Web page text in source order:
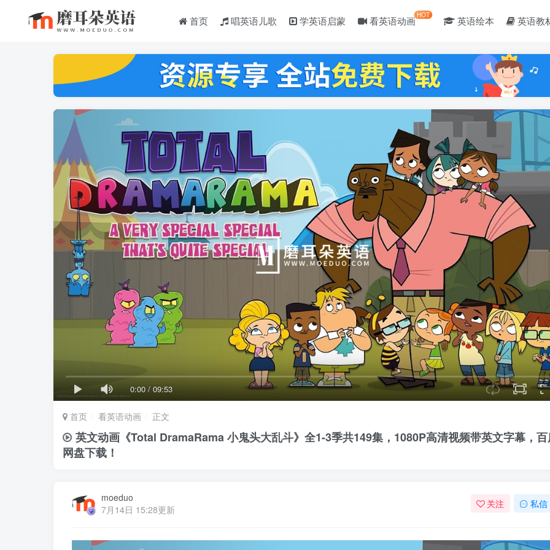
首页 唱英语儿歌 学英语启蒙 看英语动画HOT 英语绘本 英语教
0:00 / 09:53
首页 看英语动画 正文
英文动画《Total DramaRama 小鬼头大乱斗》全1-3季共149集，1080P高清视频带英文字幕，
网盘下载！
moeduo
7月14日 15:28更新
关注 私信